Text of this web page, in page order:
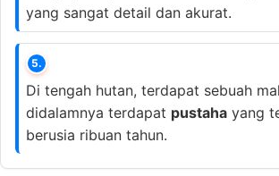
yang sangat detail dan akurat.
5.
Di tengah hutan, terdapat sebuah
didalamnya terdapat pustaha yang
berusia ribuan tahun.